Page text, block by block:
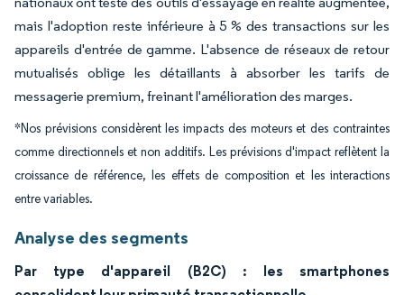
mais l'adoption reste inférieure à 5 % des transactions sur les
appareils d'entrée de gamme. L'absence de réseaux de retour
mutualisés oblige les détaillants à absorber les tarifs de
messagerie premium, freinant l'amélioration des marges.
*Nos prévisions considèrent les impacts des moteurs et des contraintes
comme directionnels et non additifs. Les prévisions d'impact reflètent la
croissance de référence, les effets de composition et les interactions
entre variables.
Analyse des segments
Par type d'appareil (B2C) : les smartphones